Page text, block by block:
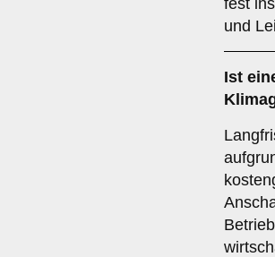
fest
und
Ist